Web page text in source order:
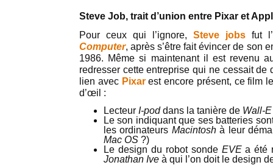
Steve Job, trait d’union entre Pixar et
Pour ceux qui l’ignore, Steve jobs fut
Computer, après s’être fait évincer de son
1986. Même si maintenant il est revenu
redresser cette entreprise qui ne cessait de
lien avec Pixarest encore présent, ce film
d’œil :
Lecteur I-poddans la tanière de Wall-E
Le son indiquant que ses batteries
les ordinateurs Macintoshà leur
Mac OS ?)
Le design du robot sonde EVEa été
Jonathan Ive à qui l’on doit le design